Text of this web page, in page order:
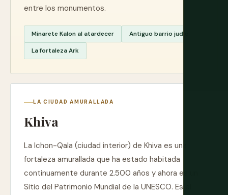
entre los monumentos.
Minarete Kalon al atardecer Antiguo barrio judío
La fortaleza Ark
LA CIUDAD AMURALLADA
Khiva
La Ichon-Qala (ciudad interior) de Khiva es una
fortaleza amurallada que ha estado habitada
continuamente durante 2.500 años y ahora es un
Sitio del Patrimonio Mundial de la UNESCO. Es el